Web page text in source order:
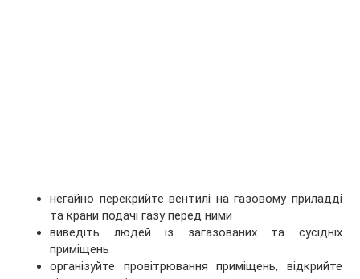
негайно перекрийте вентилі на газовому приладді
та крани подачі газу перед ними
виведіть людей із загазованих та сусідніх
приміщень
організуйте провітрювання приміщень, відкрийте